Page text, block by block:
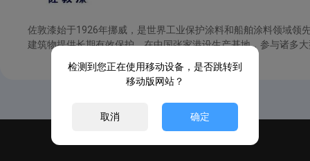
佐敦漆始于1926年挪威，是世界工业保护涂料和船舶涂料领域领
建筑物提供长期有效保护。在中国张家港设生产基地，参与诸多
检测到您正在使用移动设备，是否跳转到
移动版网站？
取消 确定